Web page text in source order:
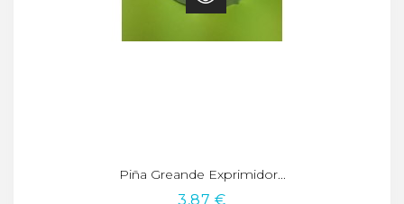
Piña Greande Exprimidor...
3,87 €